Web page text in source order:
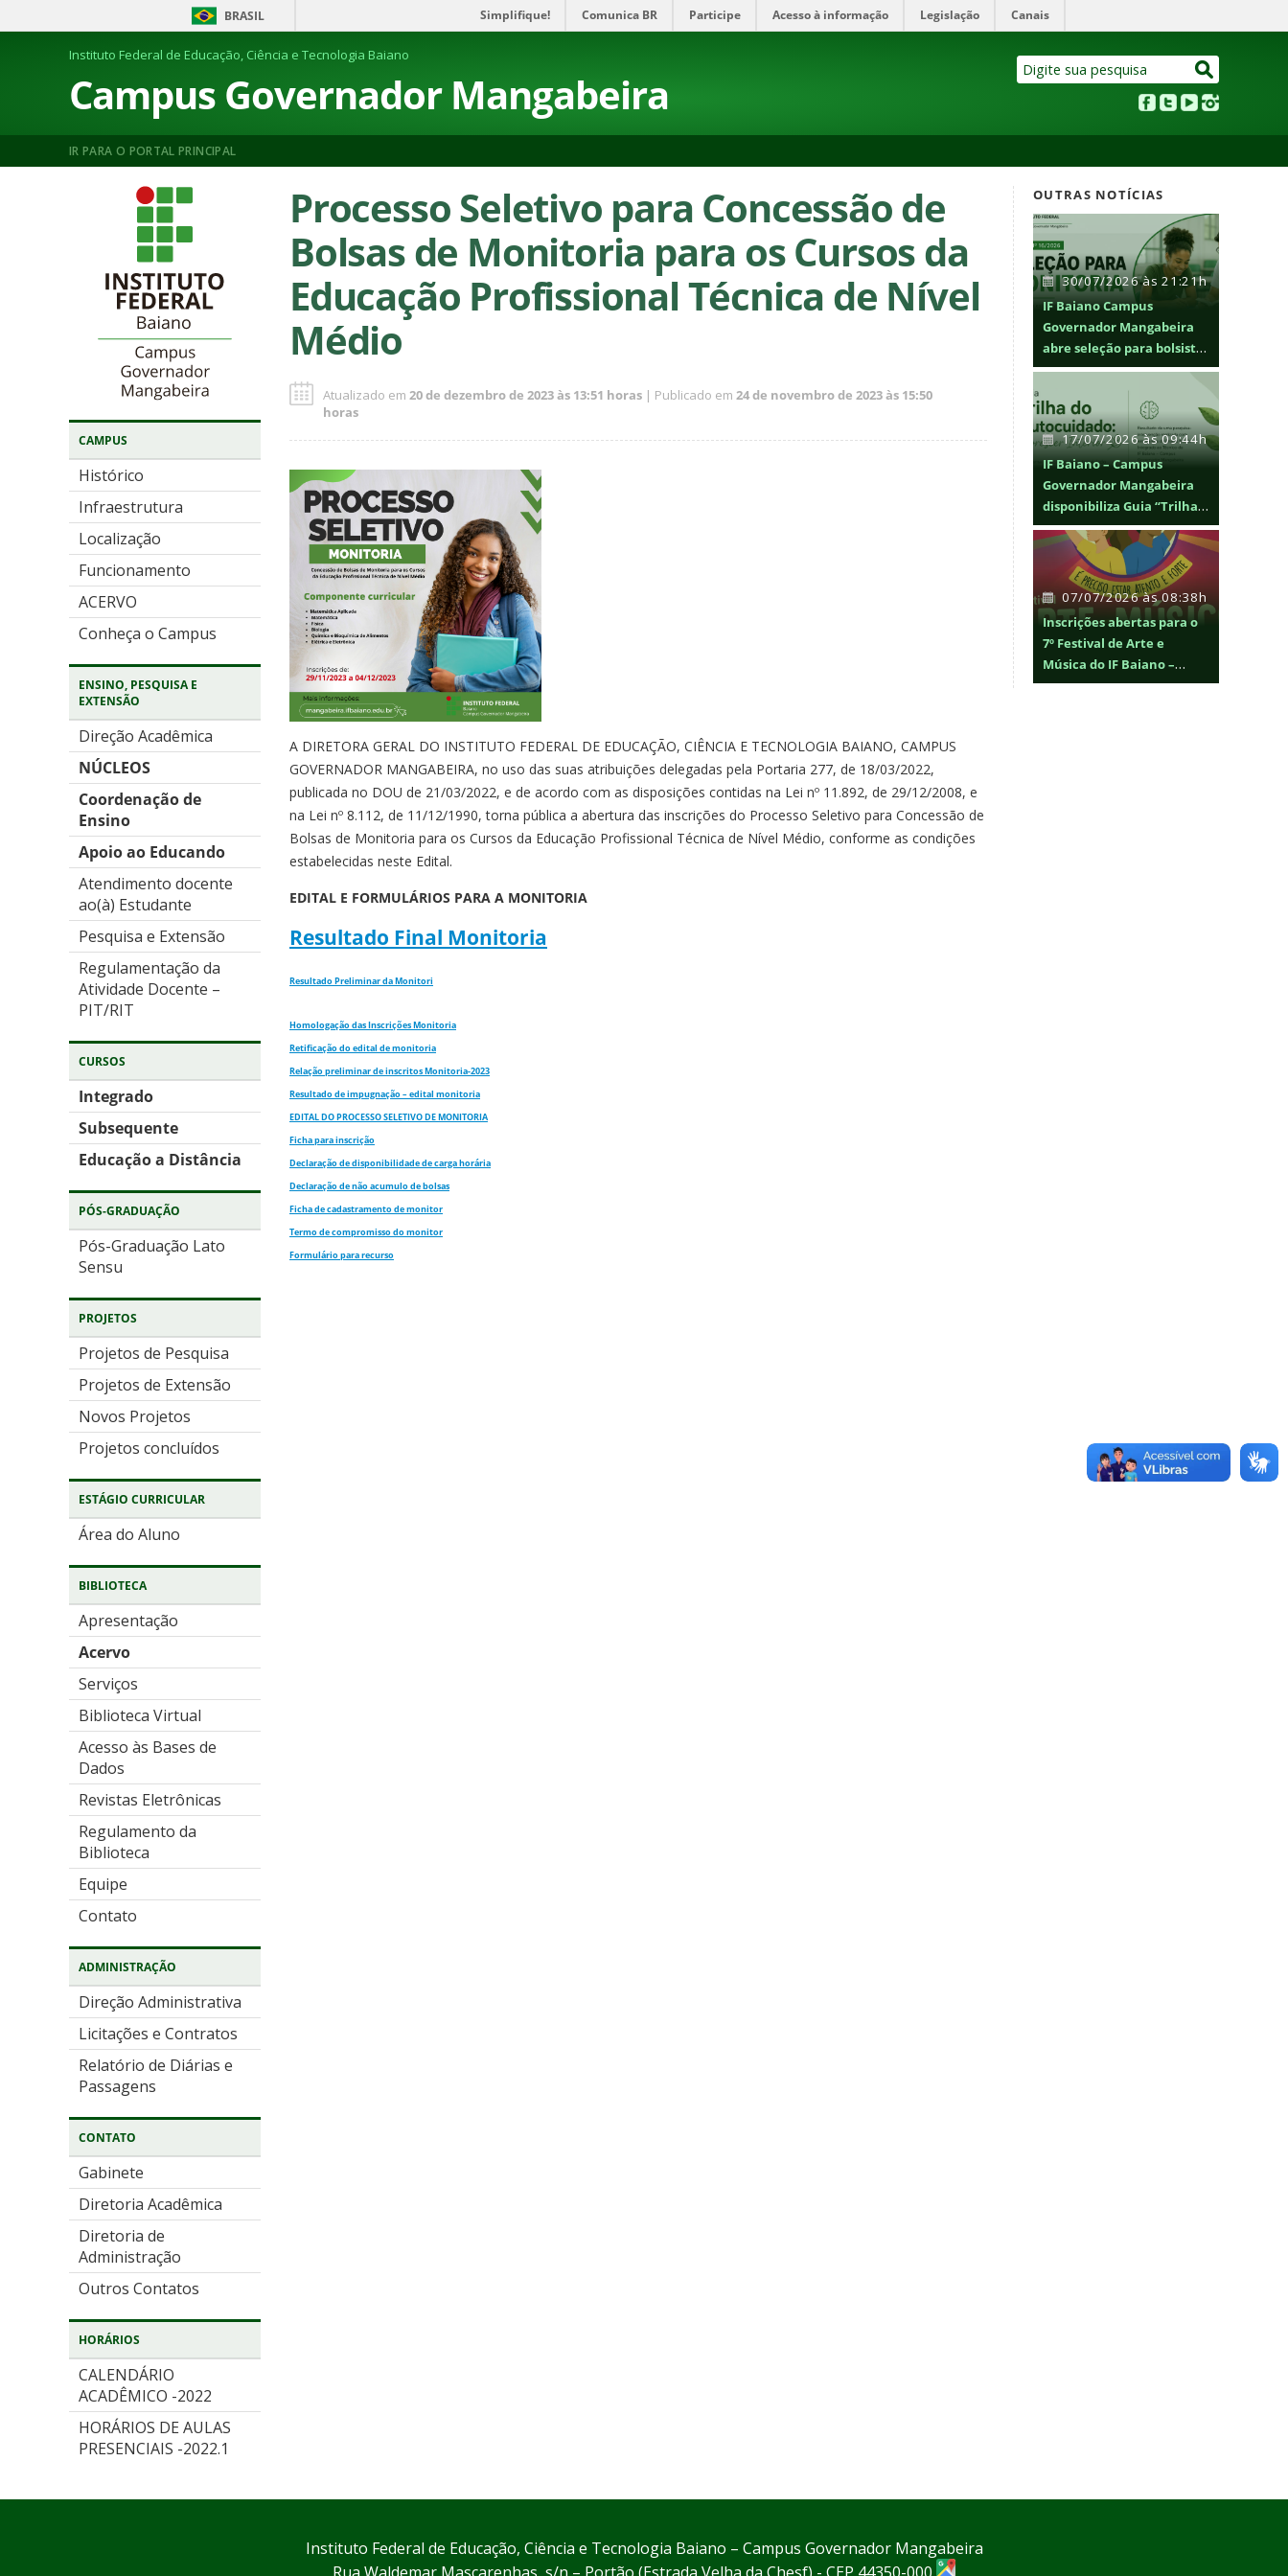
BRASIL Simplifique! Comunica BR Participe Acesso à informação Legislação Canais
Instituto Federal de Educação, Ciência e Tecnologia Baiano
Campus Governador Mangabeira
IR PARA O PORTAL PRINCIPAL
CAMPUS
Histórico
Infraestrutura
Localização
Funcionamento
ACERVO
Conheça o Campus
ENSINO, PESQUISA E
EXTENSÃO
Direção Acadêmica
NÚCLEOS
Coordenação de
Ensino
Apoio ao Educando
Atendimento docente
ao(à) Estudante
Pesquisa e Extensão
Regulamentação da
Atividade Docente –
PIT/RIT
CURSOS
Integrado
Subsequente
Educação a Distância
PÓS-GRADUAÇÃO
Pós-Graduação Lato
Sensu
PROJETOS
Projetos de Pesquisa
Projetos de Extensão
Novos Projetos
Projetos concluídos
ESTÁGIO CURRICULAR
Área do Aluno
BIBLIOTECA
Apresentação
Acervo
Serviços
Biblioteca Virtual
Acesso às Bases de
Dados
Revistas Eletrônicas
Regulamento da
Biblioteca
Equipe
Contato
ADMINISTRAÇÃO
Direção Administrativa
Licitações e Contratos
Relatório de Diárias e
Passagens
CONTATO
Gabinete
Diretoria Acadêmica
Diretoria de
Administração
Outros Contatos
HORÁRIOS
CALENDÁRIO
ACADÊMICO -2022
HORÁRIOS DE AULAS
PRESENCIAIS -2022.1
Processo Seletivo para Concessão de
Bolsas de Monitoria para os Cursos da
Educação Profissional Técnica de Nível
Médio
Atualizado em 20 de dezembro de 2023 às 13:51 horas | Publicado em 24 de novembro de 2023 às 15:50
horas
A DIRETORA GERAL DO INSTITUTO FEDERAL DE EDUCAÇÃO, CIÊNCIA E TECNOLOGIA BAIANO, CAMPUS
GOVERNADOR MANGABEIRA, no uso das suas atribuições delegadas pela Portaria 277, de 18/03/2022,
publicada no DOU de 21/03/2022, e de acordo com as disposições contidas na Lei nº 11.892, de 29/12/2008, e
na Lei nº 8.112, de 11/12/1990, torna pública a abertura das inscrições do Processo Seletivo para Concessão de
Bolsas de Monitoria para os Cursos da Educação Profissional Técnica de Nível Médio, conforme as condições
estabelecidas neste Edital.
EDITAL E FORMULÁRIOS PARA A MONITORIA
Resultado Final Monitoria
Resultado Preliminar da Monitori
Homologação das Inscrições Monitoria
Retificação do edital de monitoria
Relação preliminar de inscritos Monitoria-2023
Resultado de impugnação – edital monitoria
EDITAL DO PROCESSO SELETIVO DE MONITORIA
Ficha para inscrição
Declaração de disponibilidade de carga horária
Declaração de não acumulo de bolsas
Ficha de cadastramento de monitor
Termo de compromisso do monitor
Formulário para recurso
OUTRAS NOTÍCIAS
30/07/2026 às 21:21h
IF Baiano Campus
Governador Mangabeira
abre seleção para bolsistas
de monitoria
17/07/2026 às 09:44h
IF Baiano – Campus
Governador Mangabeira
disponibiliza Guia “Trilha
do Autocuidado: Florescer
Interior” para promoção
da saúde mental
07/07/2026 às 08:38h
Inscrições abertas para o
7º Festival de Arte e
Música do IF Baiano –
FAMIF BAIANO 2026
Instituto Federal de Educação, Ciência e Tecnologia Baiano – Campus Governador Mangabeira